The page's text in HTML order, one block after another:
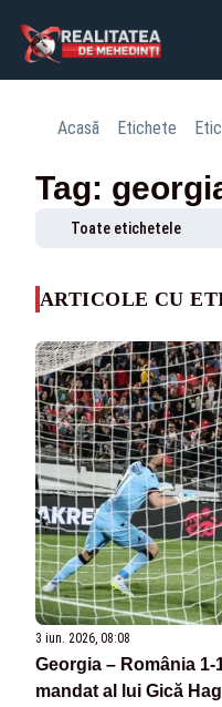
Acasă Etichete
Tag:
Toate etichetele
ARTICOLE CU
3 iun. 2026, 08:08
Georgia – România
mandat al lui Gică